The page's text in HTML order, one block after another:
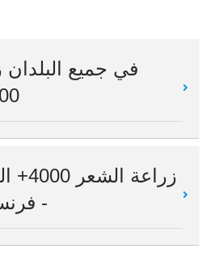
في جميع البلدان
زراعة
-